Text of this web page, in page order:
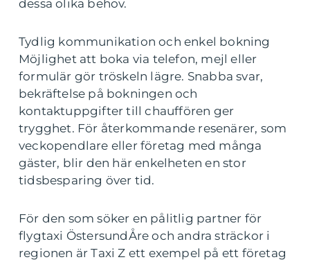
dessa olika behov.
Tydlig kommunikation och enkel bokning
Möjlighet att boka via telefon, mejl eller
formulär gör tröskeln lägre. Snabba svar,
bekräftelse på bokningen och
kontaktuppgifter till chauffören ger
trygghet. För återkommande resenärer, som
veckopendlare eller företag med många
gäster, blir den här enkelheten en stor
tidsbesparing över tid.
För den som söker en pålitlig partner för
flygtaxi ÖstersundÅre och andra sträckor i
regionen är Taxi Z ett exempel på ett företag